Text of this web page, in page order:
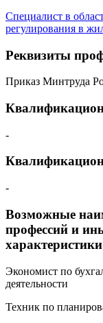
Специалист в
регулирования в
Реквизиты
Приказ Минтруда
-
-
Возможные
профессий и
Экономист по
деятельности
Техник по